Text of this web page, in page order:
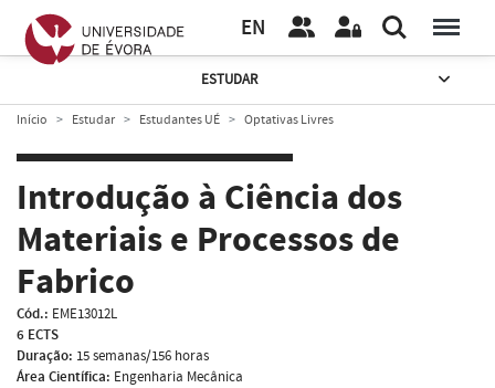
EN
ESTUDAR
Início Estudar Estudantes UÉ Optativas Livres
Introdução à Ciência dos
Materiais e Processos de
Fabrico
Cód.: EME13012L
6 ECTS
Duração: 15 semanas/156 horas
Área Científica: Engenharia Mecânica